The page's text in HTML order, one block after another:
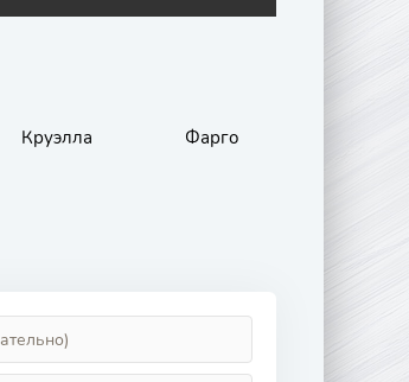
Круэлла Фарго